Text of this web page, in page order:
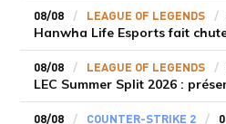
08/08 LEAGUE OF LEGENDS
08/08 LEAGUE OF LEGENDS
08/08 COUNTER-STRIKE 2 0